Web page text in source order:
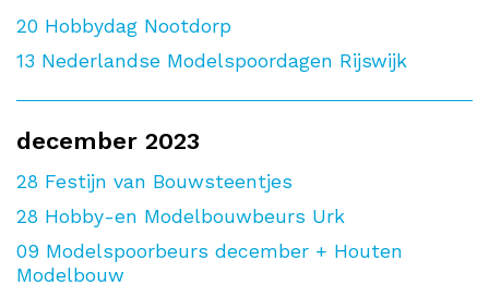
20 Hobbydag Nootdorp
13 Nederlandse Modelspoordagen Rijswijk
december 2023
28 Festijn van Bouwsteentjes
28 Hobby-en Modelbouwbeurs Urk
09 Modelspoorbeurs december + Houten
Modelbouw